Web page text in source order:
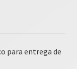
para entrega de